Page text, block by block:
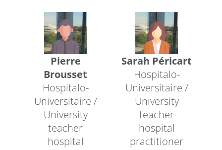
Pierre
Brousset
Hospitalo-
Universitaire /
University
teacher
hospital
Sarah Péricart
Hospitalo-
Universitaire /
University
teacher
hospital
practitioner